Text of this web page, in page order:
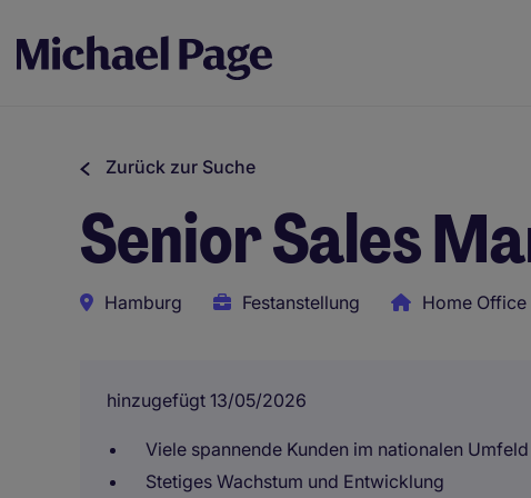
Zurück zur Suche
Senior Sales
Hamburg Festanstellung Home Office
hinzugefügt 13/05/2026
Viele spannende Kunden im nationalen Umfeld
Stetiges Wachstum und Entwicklung